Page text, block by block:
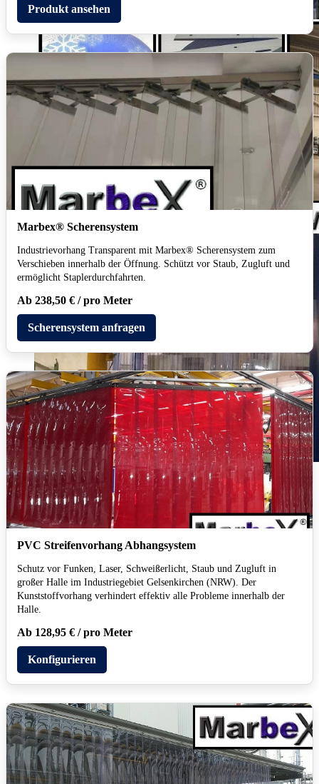
Produkt ansehen
Marbex® Scherensystem
Industrievorhang Transparent mit Marbex® Scherensystem zum
Verschieben innerhalb der Öffnung. Schützt vor Staub, Zugluft und
ermöglicht Staplerdurchfahrten.
Ab 238,50 € / pro Meter
Scherensystem anfragen
PVC Streifenvorhang Abhangsystem
Schutz vor Funken, Laser, Schweißerlicht, Staub und Zugluft in
großer Halle im Industriegebiet Gelsenkirchen (NRW). Der
Kunststoffvorhang verhindert effektiv alle Probleme innerhalb der
Halle.
Ab 128,95 € / pro Meter
Konfigurieren